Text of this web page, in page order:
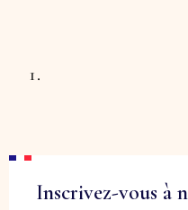
Inscrivez-vous à